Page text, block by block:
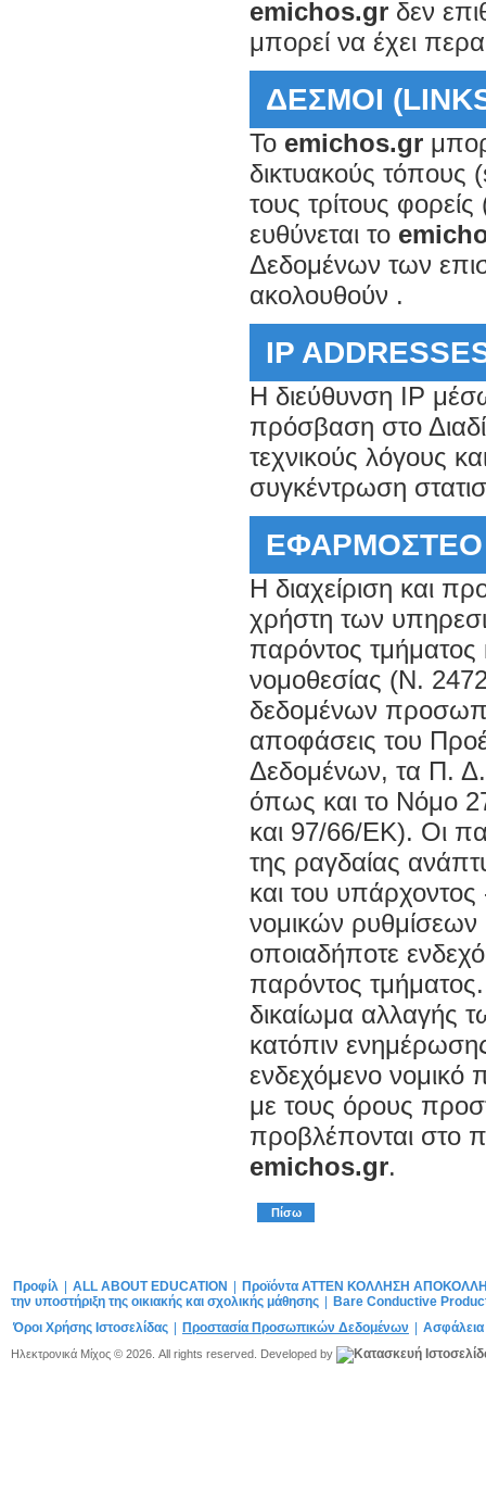
emichos.gr δεν
μπορεί να έχει
ΔΕΣΜΟΙ
Το emichos.gr
δικτυακούς τόπους
τους τρίτους
ευθύνεται το
Δεδομένων των
ακολουθούν .
IP
H διεύθυνση IP
πρόσβαση στο
τεχνικούς λόγους
συγκέντρωση
ΕΦΑΡΜΟΣΤΕΟ
Η διαχείριση και
χρήστη των
παρόντος τμήματος
νομοθεσίας (Ν.
δεδομένων
αποφάσεις του
Δεδομένων, τα Π. Δ.
όπως και το Νόμο
και 97/66/ΕΚ). Οι
της ραγδαίας
και του
νομικών ρυθμίσεων
οποιαδήποτε
παρόντος
δικαίωμα αλλαγής
κατόπιν
ενδεχόμενο νομικό
με τους όρους
προβλέπονται στο
emichos.gr.
Πίσω
Προφίλ ALL ABOUT EDUCATION
Προϊόντα ATTEN ΚΟΛΛΗΣΗ
την υποστήριξη της οικιακής και σχολικής μάθησης
Bare Conductive
Όροι Χρήσης Ιστοσελίδας
Προστασία Προσωπικών Δεδομένων
Ηλεκτρονικά Μίχος © 2026. All rights reserved. Developed by